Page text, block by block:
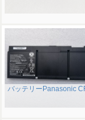
バッテリーPanasonic